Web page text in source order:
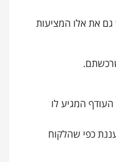
גם את אלו המציעות
המגיע לו
כפי שהלקוח